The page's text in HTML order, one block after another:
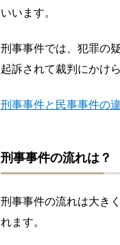
いいます。
刑事事件では、犯罪の
起訴されて裁判にかけ
刑事事件と民事事件の
刑事事件の流れは？
刑事事件の流れは大き
れます。